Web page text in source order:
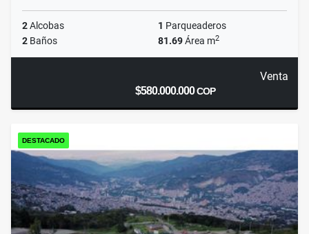
2Alcobas 1 Parqueaderos
2 Baños 81.69Área m2
Venta
$580.000.000COP
DESTACADO